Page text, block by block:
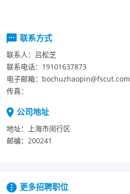
联系方式
联系人： 吕松芝
联系电话： 19101637873
电子邮箱： bochuzhaopin@fscut.com
传真：
公司地址
地址：
上海市闵行区
邮编： 200241
更多招聘职位